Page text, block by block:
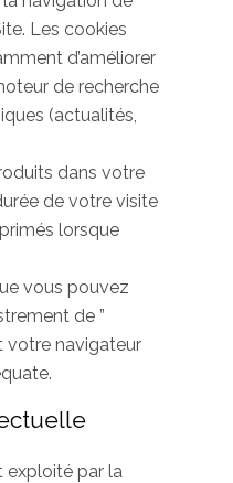
Les cookies
d’améliorer
de recherche
(actualités,
dans votre
de votre visite
lorsque
vous pouvez
de ”
votre navigateur
exploité par la